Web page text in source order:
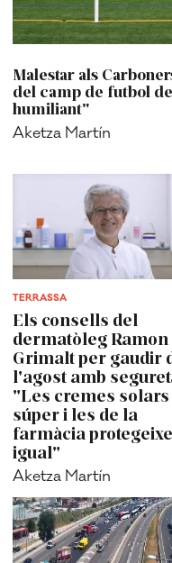
Malestar als
del camp de futbol
humiliant"
Aketza Martín
TERRASSA
Els consells del
dermatòleg Ramon
Grimalt per gaudir
l'agost amb
"Les cremes solars
súper i les de la
farmàcia
igual"
Aketza Martín